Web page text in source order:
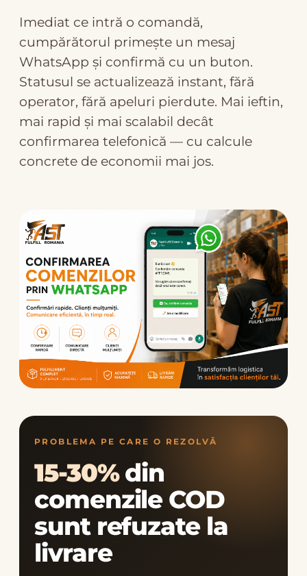
Imediat ce intră o comandă,
cumpărătorul primește un mesaj
WhatsApp și confirmă cu un buton.
Statusul se actualizează instant, fără
operator, fără apeluri pierdute. Mai ieftin,
mai rapid și mai scalabil decât
confirmarea telefonică — cu calcule
concrete de economii mai jos.
PROBLEMA PE CARE O REZOLVĂ
15-30%din
comenzile COD
sunt refuzate la
livrare